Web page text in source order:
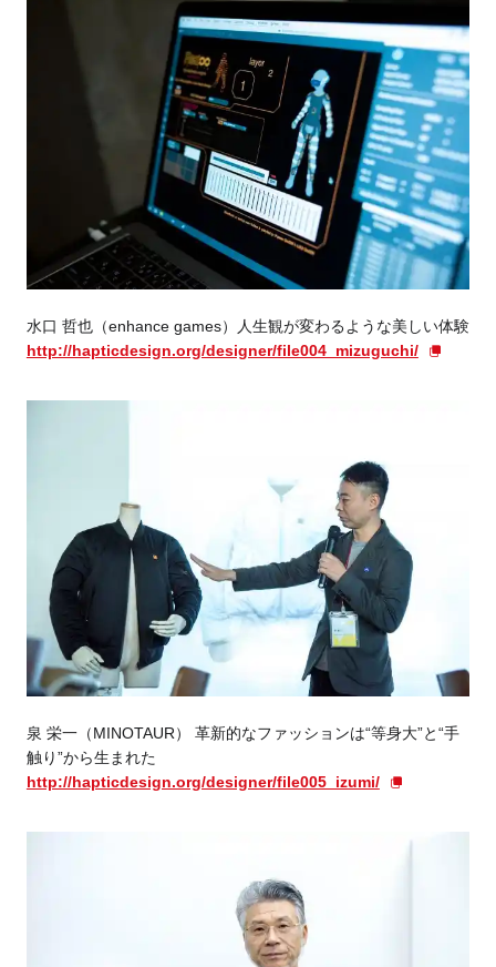
水口 哲也（enhance games）人生観が変わるような美しい体験
http://hapticdesign.org/designer/file004_mizuguchi/
泉 栄一（MINOTAUR） 革新的なファッションは“等身大”と“手
触り”から生まれた
http://hapticdesign.org/designer/file005_izumi/